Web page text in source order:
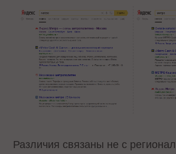
Различия связаны не с